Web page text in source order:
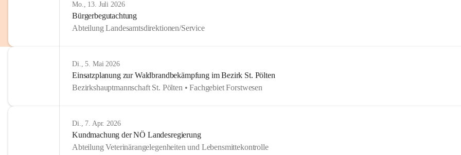
Mo., 13. Juli 2026
Bürgerbegutachtung
Abteilung Landesamtsdirektionen/Service
Di., 5. Mai 2026
Einsatzplanung zur Waldbrandbekämpfung im Bezirk St. Pölten
Bezirkshauptmannschaft St. Pölten • Fachgebiet Forstwesen
Di., 7. Apr. 2026
Kundmachung der NÖ Landesregierung
Abteilung Veterinärangelegenheiten und Lebensmittekontrolle